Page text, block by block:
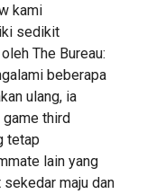
kami
sedikit
The Bureau:
beberapa
ulang, ia
third
tetap
lain yang
maju dan